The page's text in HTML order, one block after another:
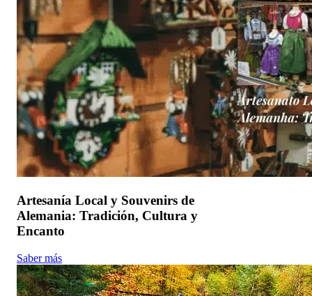
Artesanía Local y Souvenirs de
Alemania: Tradición, Cultura y
Encanto
Saber más